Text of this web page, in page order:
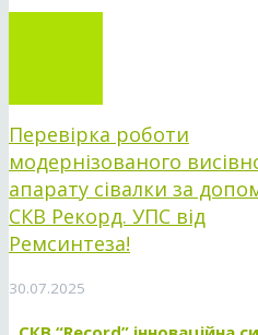
Перевірка роботи
модернізованого
апарату сівалки за
СКВ Рекорд. УПС від
Ремсинтеза!
30.07.2025